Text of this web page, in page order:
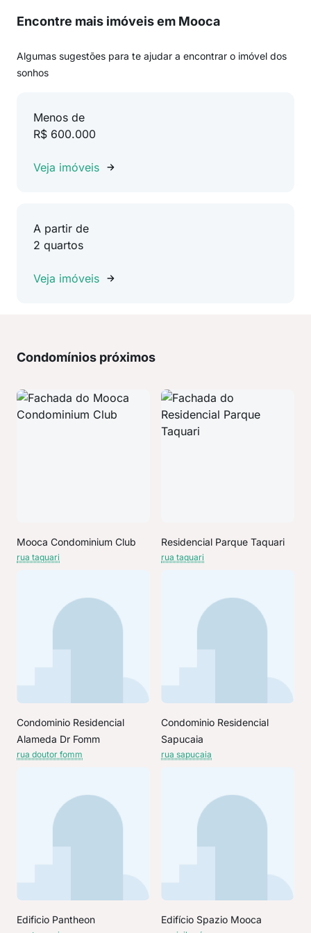
Encontre mais imóveis em Mooca
Algumas sugestões para te ajudar a encontrar o imóvel dos
sonhos
Menos de
R$ 600.000
Veja imóveis
A partir de
2 quartos
Veja imóveis
Condomínios próximos
Mooca Condominium Club
rua taquari
Residencial Parque Taquari
rua taquari
Condominio Residencial
Alameda Dr Fomm
rua doutor fomm
Condominio Residencial
Sapucaia
rua sapucaia
Edificio Pantheon Edifício Spazio Mooca